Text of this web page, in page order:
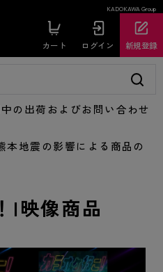
KADOKAWA Group
カート ログイン 新規登録
出荷およびお問い合わせ
地震の影響による商品の
|映像商品